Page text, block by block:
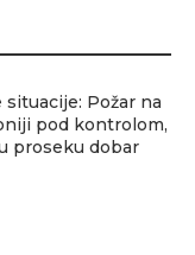
Požar na
pod kontrolom,
proseku dobar